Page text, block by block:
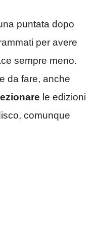
puntata dopo
per avere
sempre meno.
da fare, anche
le edizioni
comunque